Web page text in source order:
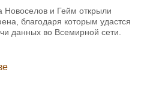
Новоселов и Гейм открыли
благодаря которым удастся
данных во Всемирной сети.